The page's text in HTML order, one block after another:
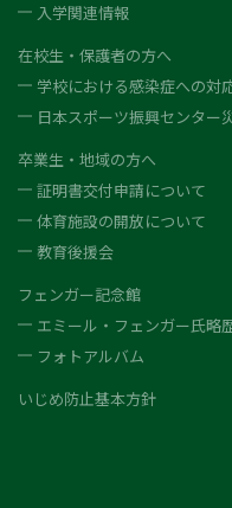
入学関連情報
在校生・保護者の方へ
学校における感染症への対
日本スポーツ振興センター
卒業生・地域の方へ
証明書交付申請について
体育施設の開放について
教育後援会
フェンガー記念館
エミール・フェンガー氏略
フォトアルバム
いじめ防止基本方針